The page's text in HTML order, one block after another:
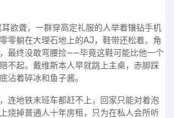
欲聋，一群穿高定礼服的人举着镶钻手机
零躺在大理石地上的AJ，鞋带还松着。角
最终没敢弯腰捡——毕竟这鞋可能比他一个
不起。戴维斯本人早就跳上主桌，赤脚踩
沾着碎冰和鱼子酱。
连地铁末班车都赶不上，回家只能对着泡
烧掉普通人十年房租，只为在私人会所听